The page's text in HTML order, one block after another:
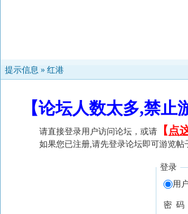
提示信息 » 红港
【论坛人数太多,禁
请直接登录用户访问论坛，或请 【 点
如果您已注册,请先登录论坛即可游览帖
登录
用
密 码